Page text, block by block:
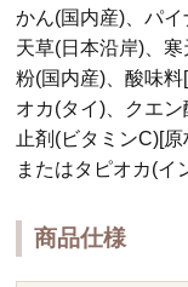
かん(国内産)、パイ
天草(日本沿岸)、
粉(国内産)、酸味
オカ(タイ)、クエ
止剤(ビタミンC)[
またはタピオカ(イ
商品仕様